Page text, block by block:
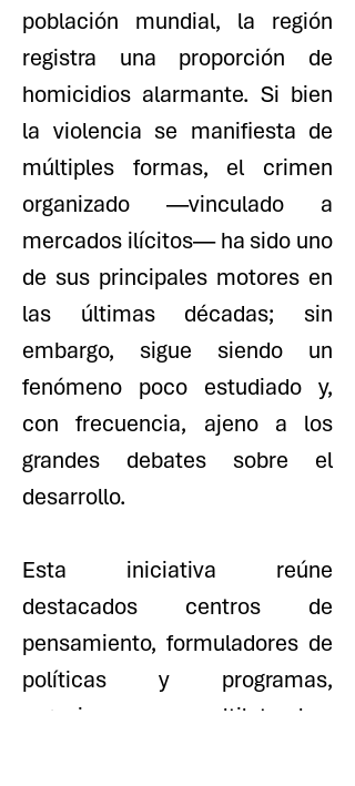
población mundial, la región
registra una proporción de
homicidios alarmante. Si bien
la violencia se manifiesta de
múltiples formas, el crimen
organizado —vinculado a
mercados ilícitos— ha sido uno
de sus principales motores en
las últimas décadas; sin
embargo, sigue siendo un
fenómeno poco estudiado y,
con frecuencia, ajeno a los
grandes debates sobre el
desarrollo.
Esta iniciativa reúne
destacados centros de
pensamiento, formuladores de
políticas y programas,
organismos multilaterales,